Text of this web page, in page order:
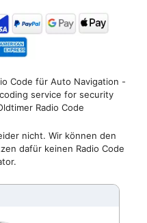
Code für Auto Navigation -
service for security
Radio Code
nicht. Wir können den
dafür keinen Radio Code